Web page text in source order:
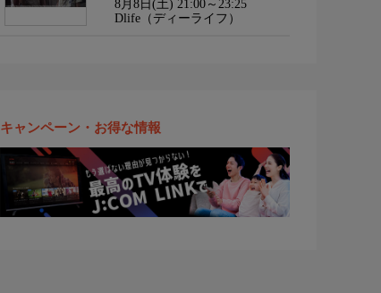
8月8日(土) 21:00～23:25
Dlife（ディーライフ）
キャンペーン・お得な情報